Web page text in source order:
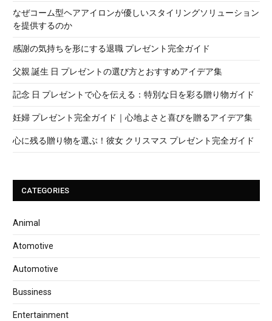
なぜコーム型ヘアアイロンが優しいスタイリングソリューション
を提供するのか
感謝の気持ちを形にする退職 プレゼント完全ガイド
父親 誕生 日 プレゼントの選び方とおすすめアイデア集
記念 日 プレゼントで心を伝える：特別な日を彩る贈り物ガイド
妊婦 プレゼント完全ガイド｜心地よさと喜びを贈るアイデア集
心に残る贈り物を選ぶ！彼女 クリスマス プレゼント完全ガイド
CATEGORIES
Animal
Atomotive
Automotive
Bussiness
Entertainment